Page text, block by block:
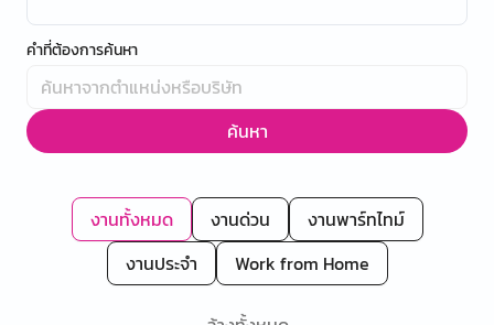
คำที่ต้องการค้นหา
ค้นหา
งานทั้งหมด งานด่วน
งานพาร์ทไทม์
งานประจำ
Work from Home